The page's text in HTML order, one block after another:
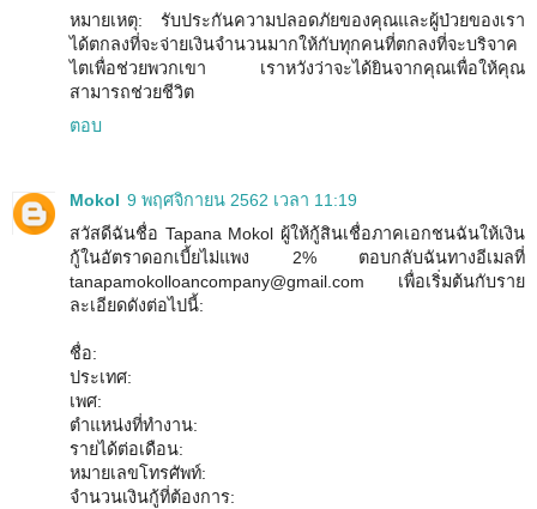
หมายเหตุ: รับประกันความปลอดภัยของคุณและผู้ป่วยของเรา
ได้ตกลงที่จะจ่ายเงินจำนวนมากให้กับทุกคนที่ตกลงที่จะบริจาค
ไตเพื่อช่วยพวกเขา เราหวังว่าจะได้ยินจากคุณเพื่อให้คุณ
สามารถช่วยชีวิต
ตอบ
Mokol 9 พฤศจิกายน 2562 เวลา 11:19
สวัสดีฉันชื่อ Tapana Mokol ผู้ให้กู้สินเชื่อภาคเอกชนฉันให้เงิน
กู้ในอัตราดอกเบี้ยไม่แพง 2% ตอบกลับฉันทางอีเมลที่
tanapamokolloancompany@gmail.com เพื่อเริ่มต้นกับราย
ละเอียดดังต่อไปนี้:
ชื่อ:
ประเทศ:
เพศ:
ตำแหน่งที่ทำงาน:
รายได้ต่อเดือน:
หมายเลขโทรศัพท์:
จำนวนเงินกู้ที่ต้องการ: